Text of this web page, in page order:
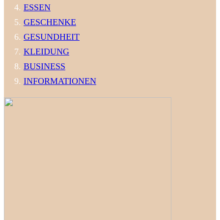
ESSEN
GESCHENKE
GESUNDHEIT
KLEIDUNG
BUSINESS
INFORMATIONEN